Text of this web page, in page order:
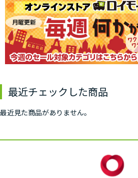
最近チェックした商品
最近見た商品がありません。